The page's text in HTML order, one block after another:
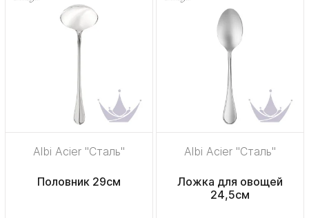
Albi Acier "Сталь"
Половник 29см
Albi Acier "Сталь"
Ложка для овощей
24,5см